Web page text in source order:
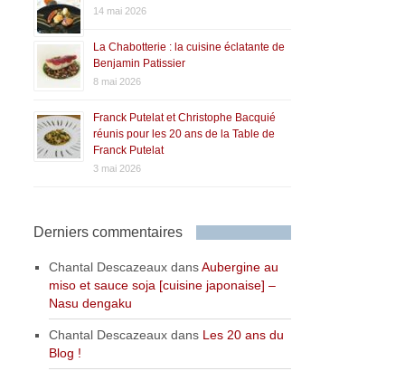
14 mai 2026
La Chabotterie : la cuisine éclatante de
Benjamin Patissier
8 mai 2026
Franck Putelat et Christophe Bacquié
réunis pour les 20 ans de la Table de
Franck Putelat
3 mai 2026
Derniers commentaires
Chantal Descazeaux dansAubergine au
miso et sauce soja [cuisine japonaise] –
Nasu dengaku
Chantal Descazeaux dans Les 20 ans du
Blog !